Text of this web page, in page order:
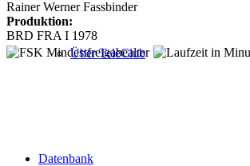
Über TeleClub
Datenbank
Rainer Werner Fassbinder
Produktion:
BRD FRA I 1978